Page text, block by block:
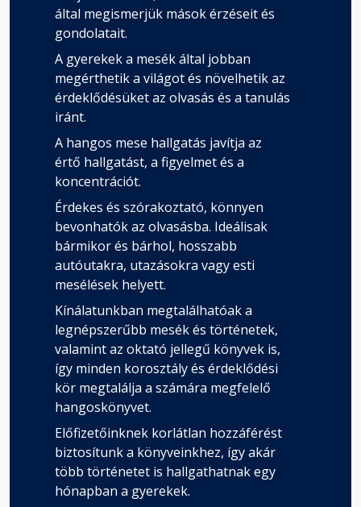
által megismerjük mások érzéseit és
gondolatait.
A gyerekek a mesék által jobban
megérthetik a világot és növelhetik az
érdeklődésüket az olvasás és a tanulás
iránt.
A hangos mese hallgatás javítja az
értő hallgatást, a figyelmet és a
koncentrációt.
Érdekes és szórakoztató, könnyen
bevonhatók az olvasásba. Ideálisak
bármikor és bárhol, hosszabb
autóutakra, utazásokra vagy esti
mesélések helyett.
Kínálatunkban megtalálhatóak a
legnépszerűbb mesék és történetek,
valamint az oktató jellegű könyvek is,
így minden korosztály és érdeklődési
kör megtalálja a számára megfelelő
hangoskönyvet.
Előfizetőinknek korlátlan hozzáférést
biztosítunk a könyveinkhez, így akár
több történetet is hallgathatnak egy
hónapban a gyerekek.